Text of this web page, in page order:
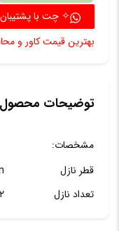
✧ چت با
بهترین قیمت کاور و
توضیحات محصول
مشخصات:
قطر نازل
تعداد نازل
۲ عدد